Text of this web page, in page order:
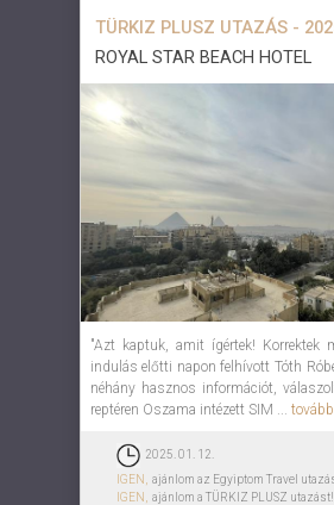
TÜRKIZ PLUSZ UTAZÁS -
ROYAL STAR BEACH HOTEL
"Azt kaptuk, amit ígértek! Korrektek
indulás előtti napon felhívott Tóth
néhány hasznos információt,
reptéren Oszama intézett SIM ... tovább
2025. 01. 12.
IGEN,
ajánlom az Egyiptom Travel
IGEN,
ajánlom a TÜRKIZ PLUSZ utazást!